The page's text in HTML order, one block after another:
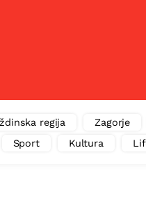
regija Zagorje
Sport Kultura